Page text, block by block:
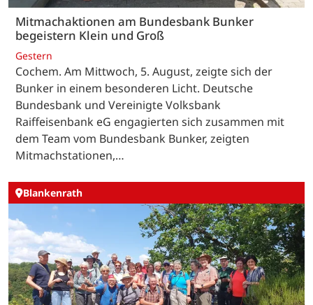
Mitmachaktionen am Bundesbank Bunker
begeistern Klein und Groß
Gestern
Cochem. Am Mittwoch, 5. August, zeigte sich der
Bunker in einem besonderen Licht. Deutsche
Bundesbank und Vereinigte Volksbank
Raiffeisenbank eG engagierten sich zusammen mit
dem Team vom Bundesbank Bunker, zeigten
Mitmachstationen,…
Blankenrath